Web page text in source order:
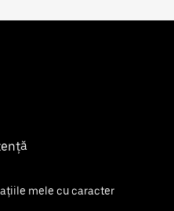
mele cu caracter